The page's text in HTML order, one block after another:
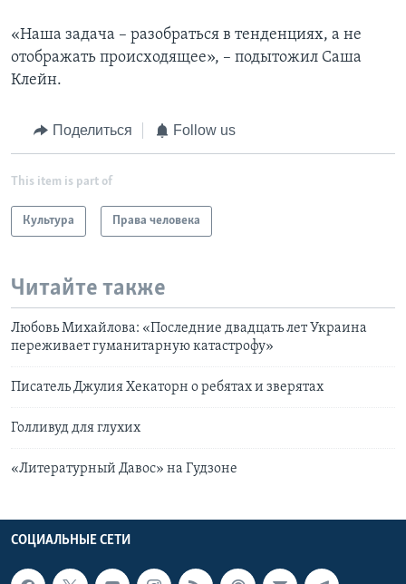
«Наша задача – разобраться в тенденциях, а не
отображать происходящее», – подытожил Саша
Клейн.
Поделиться Follow us
This item is part of
Культура Права человека
Читайте также
Любовь Михайлова: «Последние двадцать лет Украина
переживает гуманитарную катастрофу»
Писатель Джулия Хекаторн о ребятах и зверятах
Голливуд для глухих
«Литературный Давос» на Гудзоне
СОЦИАЛЬНЫЕ СЕТИ